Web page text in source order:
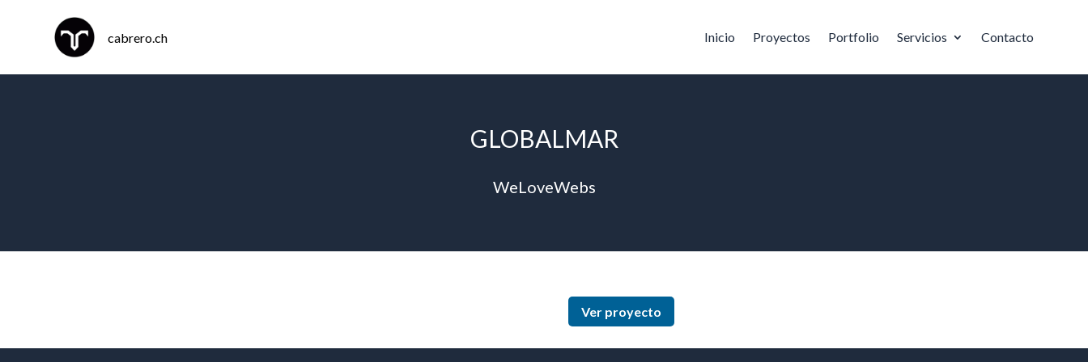
Inicio Proyectos Portfolio Servicios Contacto
GLOBALMAR
WeLoveWebs
Ver proyecto